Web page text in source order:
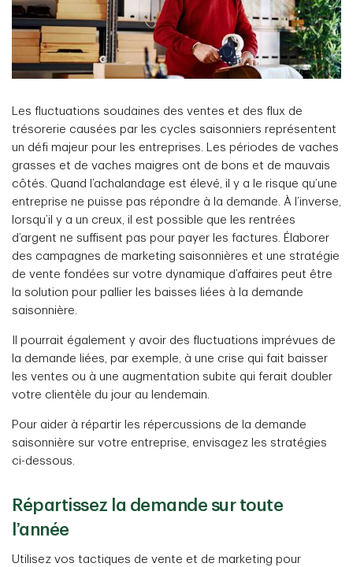
Les fluctuations soudaines des ventes et des flux de
trésorerie causées par les cycles saisonniers représentent
un défi majeur pour les entreprises. Les périodes de vaches
grasses et de vaches maigres ont de bons et de mauvais
côtés. Quand l’achalandage est élevé, il y a le risque qu’une
entreprise ne puisse pas répondre à la demande. À l’inverse,
lorsqu’il y a un creux, il est possible que les rentrées
d’argent ne suffisent pas pour payer les factures. Élaborer
des campagnes de marketing saisonnières et une stratégie
de vente fondées sur votre dynamique d’affaires peut être
la solution pour pallier les baisses liées à la demande
saisonnière.
Il pourrait également y avoir des fluctuations imprévues de
la demande liées, par exemple, à une crise qui fait baisser
les ventes ou à une augmentation subite qui ferait doubler
votre clientèle du jour au lendemain.
Pour aider à répartir les répercussions de la demande
saisonnière sur votre entreprise, envisagez les stratégies
ci-dessous.
Répartissez la demande sur toute
l’année
Utilisez vos tactiques de vente et de marketing pour